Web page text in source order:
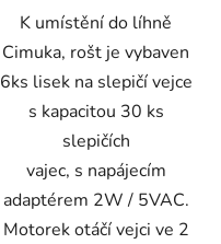
K umístění do líhně
Cimuka, rošt je vybaven
6ks lisek na slepičí vejce
s kapacitou 30 ks
slepičích
vajec, s napájecím
adaptérem 2W / 5VAC.
Motorek otáčí vejci ve 2